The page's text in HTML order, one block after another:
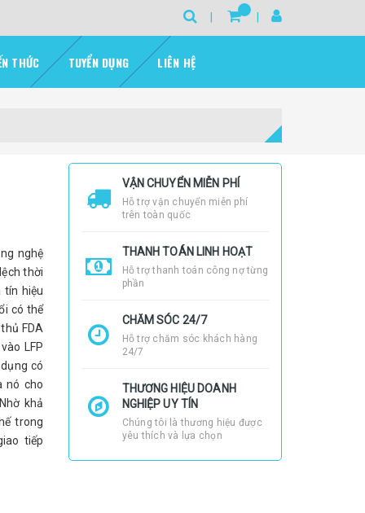
THỨC TUYỂN DỤNG LIÊN HỆ
nghệ
thời
tín hiệu
có thể
FDA
LFP
có
nó cho
khả
trong
tiếp
VẬN CHUYỂN MIỄN PHÍ
Hỗ trợ vận chuyển miễn phí
trên toàn quốc
THANH TOÁN LINH HOẠT
Hỗ trợ thanh toán công nợ từng
phần
CHĂM SÓC 24/7
Hỗ trợ chăm sóc khách hàng
24/7
THƯƠNG HIỆU DOANH
NGHIỆP UY TÍN
Chúng tôi là thương hiệu được
yêu thích và lựa chọn